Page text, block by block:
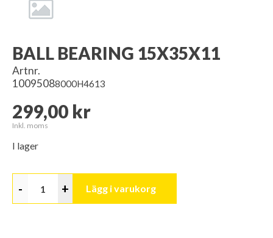
BALL BEARING 15X35X11
Artnr.
10095088000H4613
299,00 kr
Inkl. moms
I lager
- + Lägg i varukorg